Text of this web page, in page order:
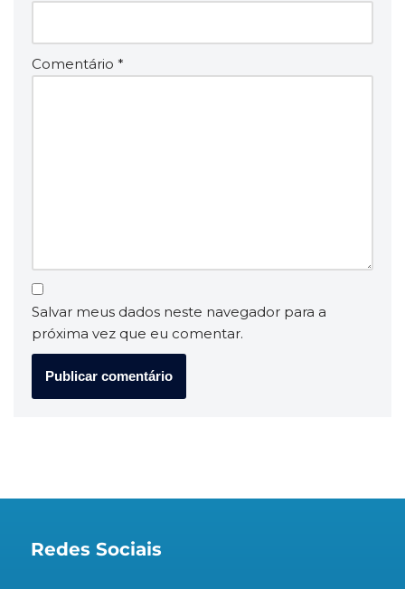
Comentário *
Salvar meus dados neste navegador para a
próxima vez que eu comentar.
Redes Sociais